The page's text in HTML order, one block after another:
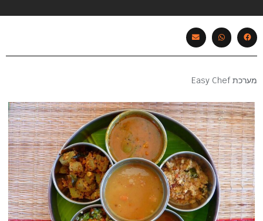
מערכת Easy Chef